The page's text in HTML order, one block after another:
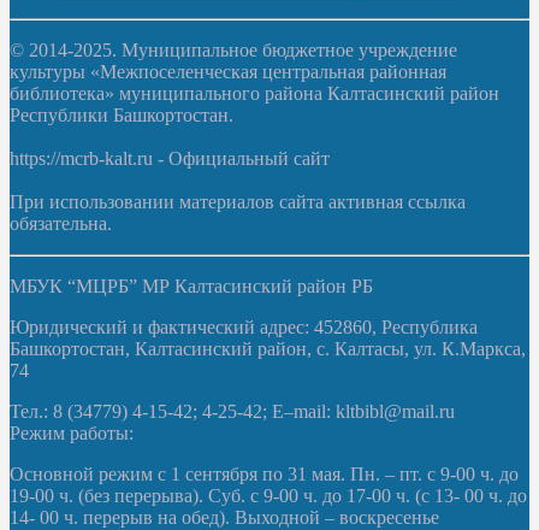
© 2014-2025. Муниципальное бюджетное учреждение
культуры «Межпоселенческая центральная районная
библиотека» муниципального района Калтасинский район
Республики Башкортостан.
https://mcrb-kalt.ru - Официальный сайт
При использовании материалов сайта активная ссылка
обязательна.
МБУК “МЦРБ” МР Калтасинский район РБ
Юридический и фактический адрес: 452860, Республика
Башкортостан, Калтасинский район, с. Калтасы, ул. К.Маркса,
74
Тел.: 8 (34779) 4-15-42; 4-25-42; E–mail: kltbibl@mail.ru
Режим работы:
Основной режим с 1 сентября по 31 мая. Пн. – пт. с 9-00 ч. до
19-00 ч. (без перерыва). Суб. с 9-00 ч. до 17-00 ч. (с 13- 00 ч. до
14- 00 ч. перерыв на обед). Выходной – воскресенье